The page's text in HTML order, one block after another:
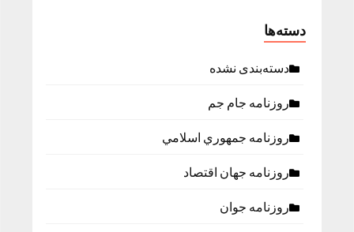
دسته‌ها
دسته‌بندی نشده
روزنامه جام جم
روزنامه جمهوري اسلامي
روزنامه جهان اقتصاد
روزنامه جوان